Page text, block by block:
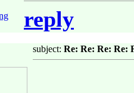
reply
subject: Re: Re: Re: Re: